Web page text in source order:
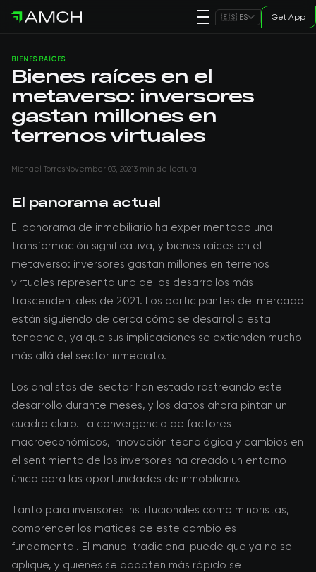
🇪🇸 ES Get App
BIENES RAÍCES
Bienes raíces en el
metaverso: inversores
gastan millones en
terrenos virtuales
Michael TorresNovember 03, 20213 min de lectura
El panorama actual
El panorama de inmobiliario ha experimentado una
transformación significativa, y bienes raíces en el
metaverso: inversores gastan millones en terrenos
virtuales representa uno de los desarrollos más
trascendentales de 2021. Los participantes del mercado
están siguiendo de cerca cómo se desarrolla esta
tendencia, ya que sus implicaciones se extienden mucho
más allá del sector inmediato.
Los analistas del sector han estado rastreando este
desarrollo durante meses, y los datos ahora pintan un
cuadro claro. La convergencia de factores
macroeconómicos, innovación tecnológica y cambios en
el sentimiento de los inversores ha creado un entorno
único para las oportunidades de inmobiliario.
Tanto para inversores institucionales como minoristas,
comprender los matices de este cambio es
fundamental. El manual tradicional puede que ya no se
aplique, y quienes se adapten más rápido se